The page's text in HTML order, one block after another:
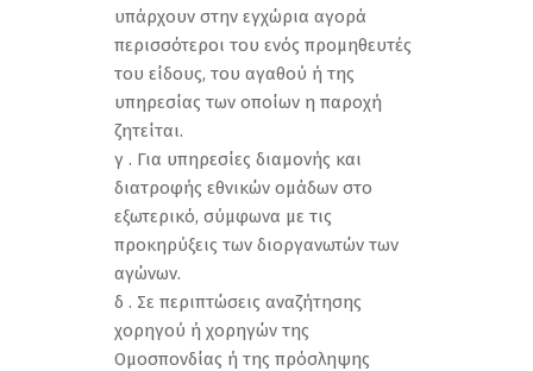
υπάρχουν στην εγχώρια αγορά
περισσότεροι του ενός προμηθευτές
του είδους, του αγαθού ή της
υπηρεσίας των οποίων η παροχή
ζητείται.
γ . Για υπηρεσίες διαμονής και
διατροφής εθνικών ομάδων στο
εξωτερικό, σύμφωνα με τις
προκηρύξεις των διοργανωτών των
αγώνων.
δ . Σε περιπτώσεις αναζήτησης
χορηγού ή χορηγών της
Ομοσπονδίας ή της πρόσληψης